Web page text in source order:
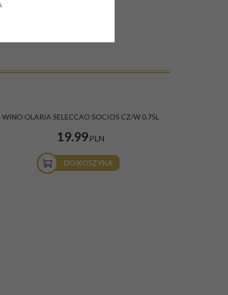
WINO OLARIA SELECCAO SOCIOS CZ/W 0.75L
19.99PLN
DO KOSZYKA